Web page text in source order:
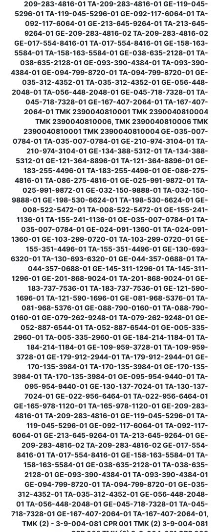
209-283-4816-01 TA-209-283-4816-01 GE-119-045-
5296-01 TA-119-045-5296-01 GE-092-117-6064-01 TA-
092-117-6064-01 GE-213-645-9264-01 TA-213-645-
9264-01 GE-209-283-4816-02 TA-209-283-4816-02
GE-017-554-8416-01 TA-017-554-8416-01 GE-158-163-
5584-01 TA-158-163-5584-01 GE-038-635-2128-01 TA-
038-635-2128-01 GE-093-390-4384-01 TA-093-390-
4384-01 GE-094-799-8720-01 TA-094-799-8720-01 GE-
035-312-4352-01 TA-035-312-4352-01 GE-056-448-
2048-01 TA-056-448-2048-01 GE-045-718-7328-01 TA-
045-718-7328-01 GE-167-407-2064-01 TA-167-407-
2064-01 TMK 2390040810001 TMK 2390040810004
TMK 2390040810006, TMK 2390040810006 TMK
2390040810001 TMK 2390040810004 GE-035-007-
0784-01 TA-035-007-0784-01 GE-210-974-3104-01 TA-
210-974-3104-01 GE-134-388-5312-01 TA-134-388-
5312-01 GE-121-364-8896-01 TA-121-364-8896-01 GE-
183-255-4496-01 TA-183-255-4496-01 GE-086-275-
4816-01 TA-086-275-4816-01 GE-025-991-9872-01 TA-
025-991-9872-01 GE-032-150-9888-01 TA-032-150-
9888-01 GE-198-530-6624-01 TA-198-530-6624-01 GE-
008-522-5472-01 TA-008-522-5472-01 GE-155-241-
1136-01 TA-155-241-1136-01 GE-035-007-0784-01 TA-
035-007-0784-01 GE-024-091-1360-01 TA-024-091-
1360-01 GE-103-299-0720-01 TA-103-299-0720-01 GE-
155-351-4496-01 TA-155-351-4496-01 GE-130-693-
6320-01 TA-130-693-6320-01 GE-044-357-0688-01 TA-
044-357-0688-01 GE-145-311-1296-01 TA-145-311-
1296-01 GE-201-868-9024-01 TA-201-868-9024-01 GE-
183-737-7536-01 TA-183-737-7536-01 GE-121-590-
1696-01 TA-121-590-1696-01 GE-081-968-5376-01 TA-
081-968-5376-01 GE-088-790-0160-01 TA-088-790-
0160-01 GE-079-262-9248-01 TA-079-262-9248-01 GE-
052-887-6544-01 TA-052-887-6544-01 GE-005-335-
2960-01 TA-005-335-2960-01 GE-184-214-1184-01 TA-
184-214-1184-01 GE-109-959-3728-01 TA-109-959-
3728-01 GE-179-912-2944-01 TA-179-912-2944-01 GE-
170-135-3984-01 TA-170-135-3984-01 GE-170-135-
3984-01 TA-170-135-3984-01 GE-095-954-9440-01 TA-
095-954-9440-01 GE-130-137-7024-01 TA-130-137-
7024-01 GE-022-956-6464-01 TA-022-956-6464-01
GE-165-978-1120-01 TA-165-978-1120-01 GE-209-283-
4816-01 TA-209-283-4816-01 GE-119-045-5296-01 TA-
119-045-5296-01 GE-092-117-6064-01 TA-092-117-
6064-01 GE-213-645-9264-01 TA-213-645-9264-01 GE-
209-283-4816-02 TA-209-283-4816-02 GE-017-554-
8416-01 TA-017-554-8416-01 GE-158-163-5584-01 TA-
158-163-5584-01 GE-038-635-2128-01 TA-038-635-
2128-01 GE-093-390-4384-01 TA-093-390-4384-01
GE-094-799-8720-01 TA-094-799-8720-01 GE-035-
312-4352-01 TA-035-312-4352-01 GE-056-448-2048-
01 TA-056-448-2048-01 GE-045-718-7328-01 TA-045-
718-7328-01 GE-167-407-2064-01 TA-167-407-2064-01,
TMK (2) - 3-9-004-081 CPR 001 TMK (2) 3-9-004-081